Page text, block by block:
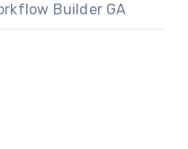
Builder GA